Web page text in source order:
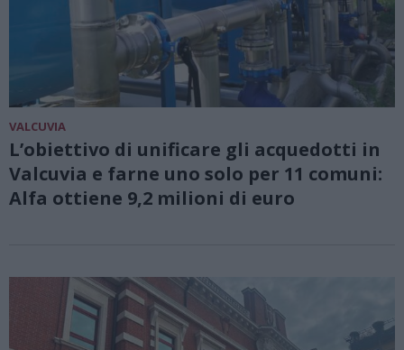
VALCUVIA
L’obiettivo di unificare gli acquedotti in
Valcuvia e farne uno solo per 11 comuni:
Alfa ottiene 9,2 milioni di euro